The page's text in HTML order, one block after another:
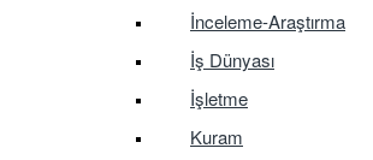
İnceleme-Araştırma
İş Dünyası
İşletme
Kuram